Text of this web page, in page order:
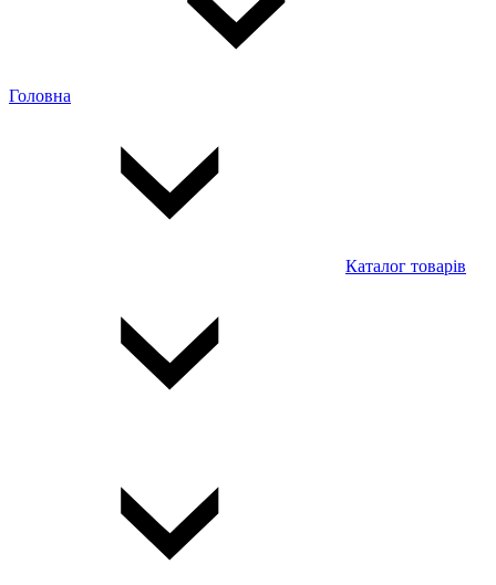
Головна
Каталог товарів